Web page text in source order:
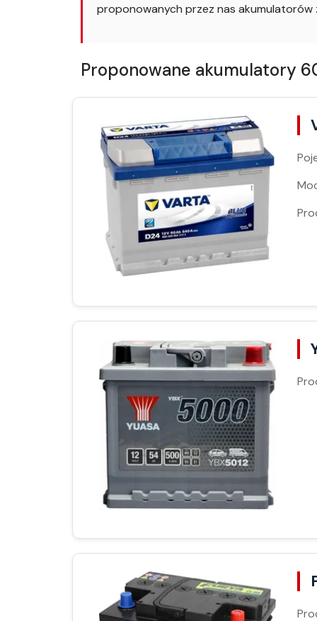
proponowanych przez nas akumulatorów
Proponowane akumulatory